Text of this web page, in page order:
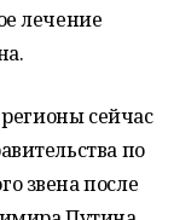
лечение
сейчас
по
звена после